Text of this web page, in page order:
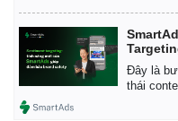
Đây là
thái